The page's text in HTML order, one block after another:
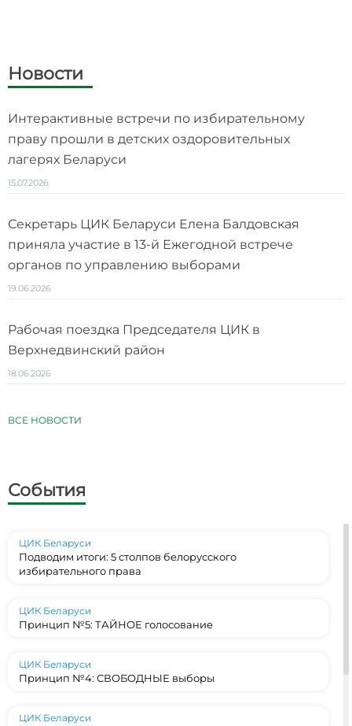
Новости
Интерактивные встречи по избирательному
праву прошли в детских оздоровительных
лагерях Беларуси
15.07.2026
Секретарь ЦИК Беларуси Елена Балдовская
приняла участие в 13-й Ежегодной встрече
органов по управлению выборами
19.06.2026
Рабочая поездка Председателя ЦИК в
Верхнедвинский район
18.06.2026
ВСЕ НОВОСТИ
События
ЦИК Беларуси
Подводим итоги: 5 столпов белорусского
избирательного права
ЦИК Беларуси
Принцип №5: ТАЙНОЕ голосование
ЦИК Беларуси
Принцип №4: СВОБОДНЫЕ выборы
ЦИК Беларуси